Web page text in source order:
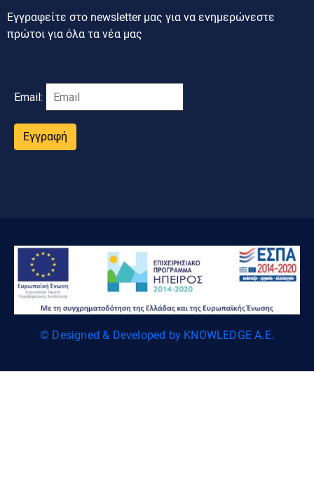
Εγγραφείτε στο newsletter μας για να ενημερώνεστε
πρώτοι για όλα τα νέα μας
Email:
Εγγραφή
© Designed & Developed by KNOWLEDGE A.E.